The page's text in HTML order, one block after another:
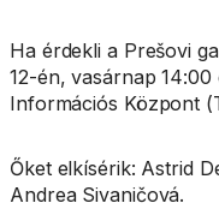
Ha érdekli a Prešovi
12-én, vasárnap
Információs Központ
Őket elkísérik: Astrid
Andrea Sivaničová.